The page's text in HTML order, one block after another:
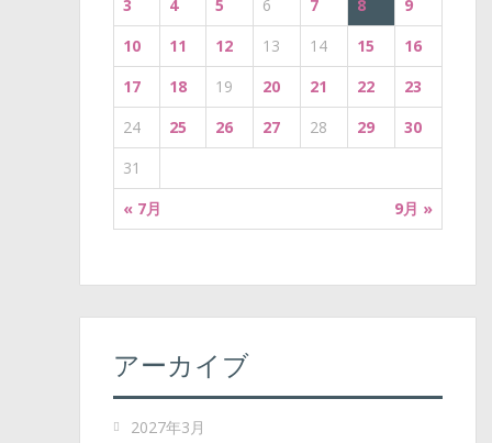
« 7月 9月 »
3
4 5 6 7 8
9
10
11 12 13 14 15
16
17
18 19 20 21 22
23
24
25 26 27 28 29
30
31
アーカイブ
2027年3月